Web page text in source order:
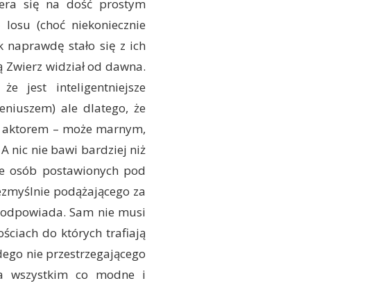
się na dość prostym
(choć niekoniecznie
stało się z ich
widział od dawna.
jest inteligentniejsze
ale dlatego, że
– może marnym,
nic nie bawi bardziej niż
osób postawionych pod
podążającego za
Sam nie musi
do których trafiają
nie przestrzegającego
wszystkim co modne i